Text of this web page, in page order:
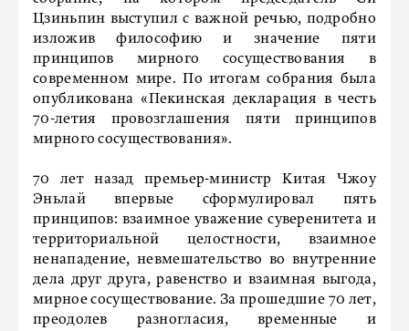
Цзиньпин выступил с важной речью, подробно
изложив философию и значение пяти
принципов мирного сосуществования в
современном мире. По итогам собрания была
опубликована «Пекинская декларация в честь
70-летия провозглашения пяти принципов
мирного сосуществования».
70 лет назад премьер-министр Китая Чжоу
Эньлай впервые сформулировал пять
принципов: взаимное уважение суверенитета и
территориальной целостности, взаимное
ненападение, невмешательство во внутренние
дела друг друга, равенство и взаимная выгода,
мирное сосуществование. За прошедшие 70 лет,
преодолев разногласия, временные и